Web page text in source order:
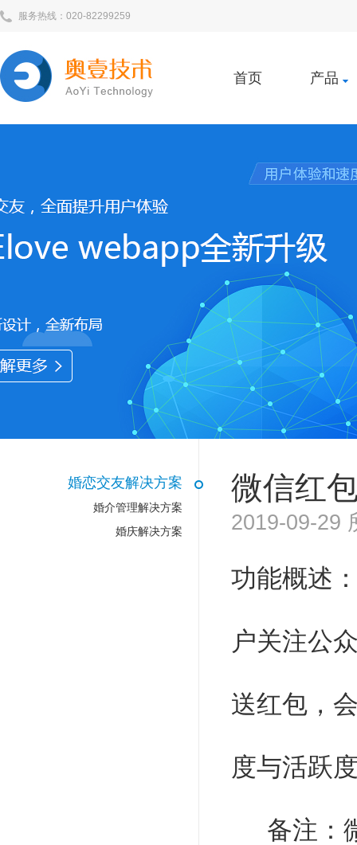
服务热线：020-82299259
首页 产品
婚恋交友解决方案
婚介管理解决方案
婚庆解决方案
微信红
2019-09-29
功能概述
户关注公
送红包，
度与活跃
备注：微